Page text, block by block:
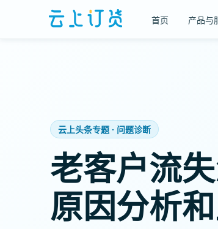
首页 产品与
云上头条专题 · 问题诊断
老客户流
原因分析